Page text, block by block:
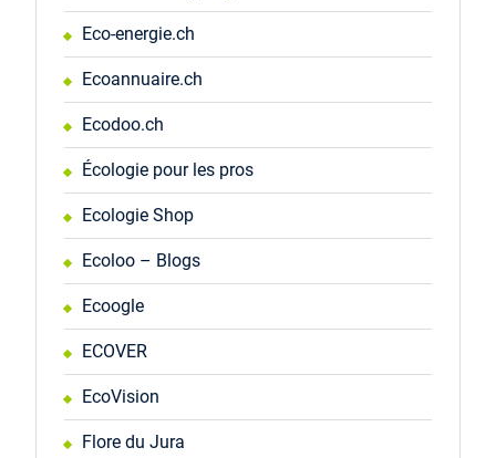
Eco-energie.ch
Ecoannuaire.ch
Ecodoo.ch
Écologie pour les pros
Ecologie Shop
Ecoloo – Blogs
Ecoogle
ECOVER
EcoVision
Flore du Jura